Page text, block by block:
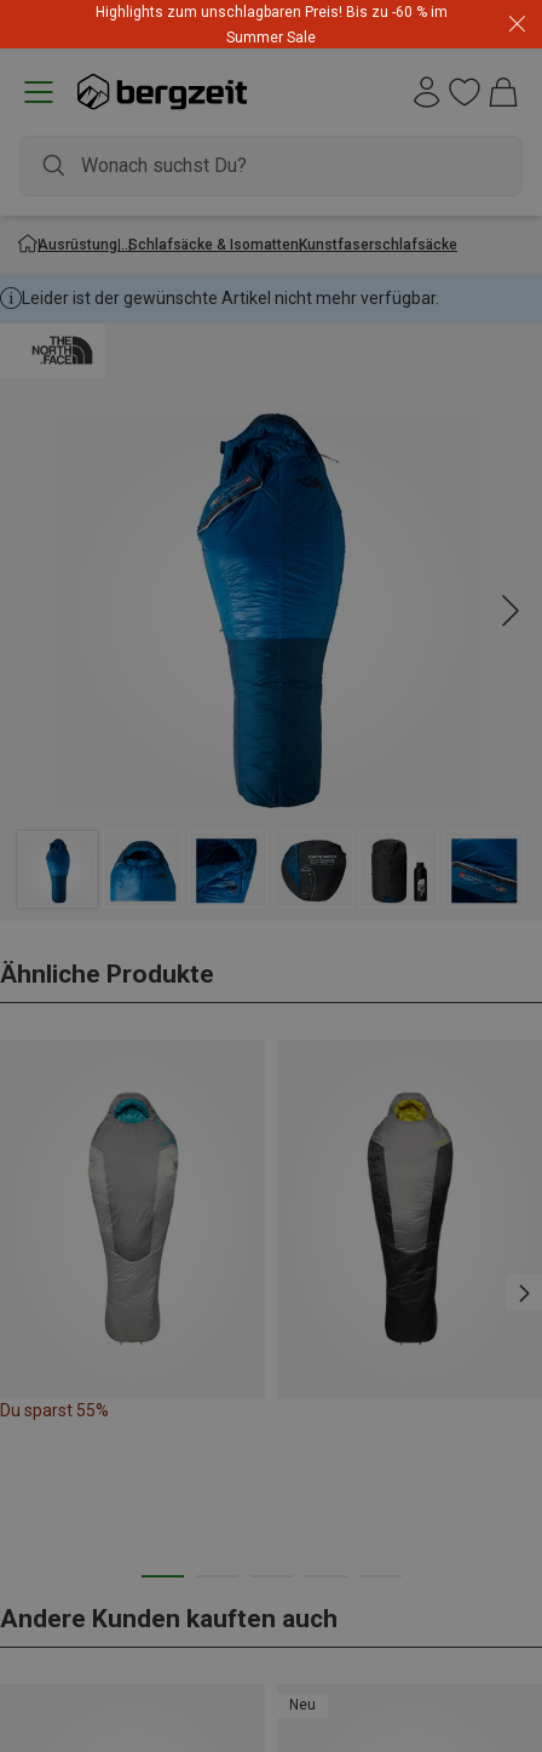
Highlights zum unschlagbaren Preis! Bis zu -60 % im
Summer Sale
Ausrüstung Schlafsäcke & IsomattenKunstfaserschlafsäcke
Leider ist der gewünschte Artikel nicht mehr verfügbar.
Ähnliche Produkte
Du sparst 55%
Andere Kunden kauften auch
Neu